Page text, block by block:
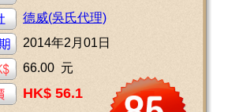
德威(吳氏代理)
2014年2月01日
66.00 元
HK$ 56.1